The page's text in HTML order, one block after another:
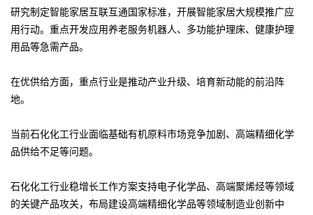
研究制定智能家居互联互通国家标准，开展智能家居大规模推广应
用行动。重点开发应用养老服务机器人、多功能护理床、健康护理
用品等急需产品。
在优供给方面，重点行业是推动产业升级、培育新动能的前沿阵
地。
当前石化化工行业面临基础有机原料市场竞争加剧、高端精细化学
品供给不足等问题。
石化化工行业稳增长工作方案支持电子化学品、高端聚烯烃等领域
的关键产品攻关，布局建设高端精细化学品等领域制造业创新中